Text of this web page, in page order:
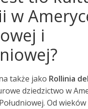
w
i
także jako Rollinia
dziedzictwo w
Od